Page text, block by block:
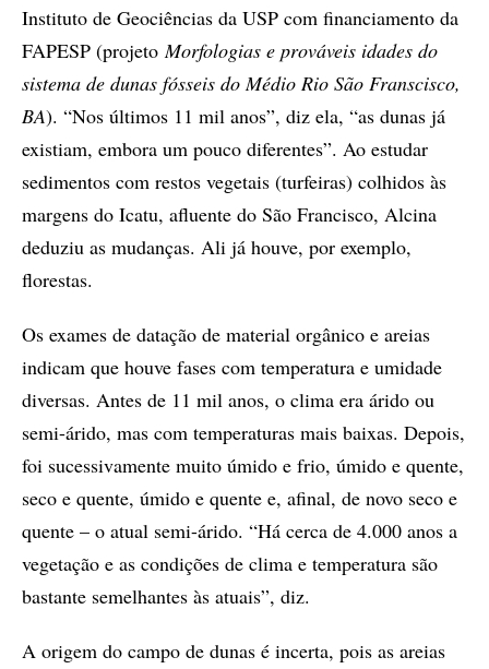
Instituto de Geociências da USP com financiamento da
FAPESP (projetoMorfologias e prováveis idades do
sistema de dunas fósseis do Médio Rio São Franscisco,
BA). “Nos últimos 11 mil anos”, diz ela, “as dunas já
existiam, embora um pouco diferentes”. Ao estudar
sedimentos com restos vegetais (turfeiras) colhidos às
margens do Icatu, afluente do São Francisco, Alcina
deduziu as mudanças. Ali já houve, por exemplo,
florestas.
Os exames de datação de material orgânico e areias
indicam que houve fases com temperatura e umidade
diversas. Antes de 11 mil anos, o clima era árido ou
semi-árido, mas com temperaturas mais baixas. Depois,
foi sucessivamente muito úmido e frio, úmido e quente,
seco e quente, úmido e quente e, afinal, de novo seco e
quente – o atual semi-árido. “Há cerca de 4.000 anos a
vegetação e as condições de clima e temperatura são
bastante semelhantes às atuais”, diz.
A origem do campo de dunas é incerta, pois as areias